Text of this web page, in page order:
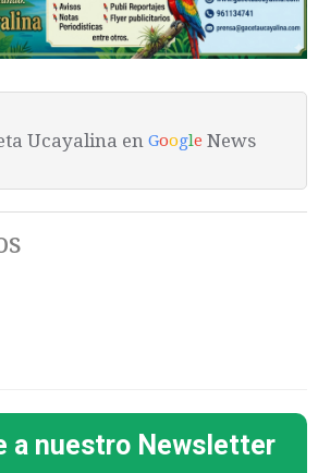
Ucayalina en Google News
a nuestro Newsletter